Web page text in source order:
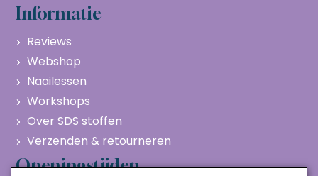
Informatie
Reviews
Webshop
Naailessen
Workshops
Over SDS stoffen
Verzenden & retourneren
Openingstijden